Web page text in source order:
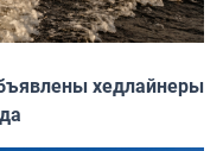
хедлайнеры